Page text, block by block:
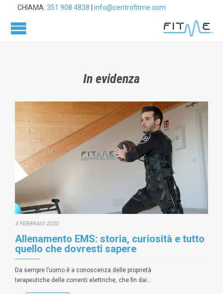
CHIAMA: 351 908 4838 info@centrofitme.com
In evidenza
4 FEBBRAIO 2020
Allenamento EMS: storia, curiosità e tutto
quello che dovresti sapere
Da sempre l’uomo è a conoscenza delle proprietà
terapeutiche delle correnti elettriche, che fin dai…